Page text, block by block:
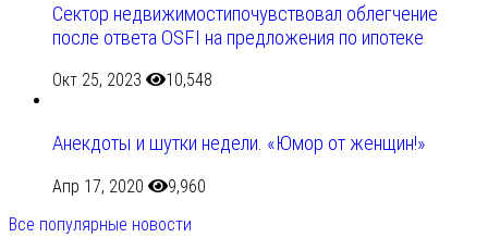
Сектор недвижимостипочувствовал облегчение
после ответа OSFI на предложения по ипотеке
Окт 25, 2023 10,548
Анекдоты и шутки недели. «Юмор от женщин!»
Апр 17, 2020
9,960
Все популярные новости